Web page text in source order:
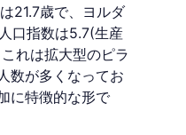
21.7歳で、ヨルダ
口指数は5.7(生産
れは拡大型のピラ
数が多くなってお
に特徴的な形で